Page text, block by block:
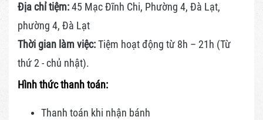
Địa chỉ tiệm:45 Mạc Đĩnh Chi, Phường 4, Đà Lạt,
phường 4, Đà Lạt
Thời gian làm việc:Tiệm hoạt động từ 8h – 21h (Từ
thứ 2 - chủ nhật).
Hình thức thanh toán:
Thanh toán khi nhận bánh